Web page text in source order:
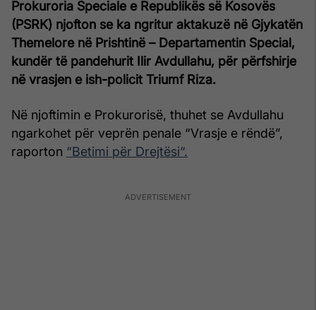
Prokuroria Speciale e Republikës së Kosovës
(PSRK) njofton se ka ngritur aktakuzë në Gjykatën
Themelore në Prishtinë – Departamentin Special,
kundër të pandehurit Ilir Avdullahu, për përfshirje
në vrasjen e ish-policit Triumf Riza.
Në njoftimin e Prokurorisë, thuhet se Avdullahu
ngarkohet për veprën penale “Vrasje e rëndë”,
raporton “Betimi për Drejtësi“.